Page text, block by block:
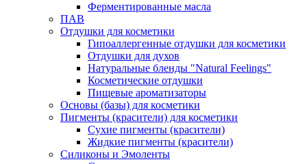
Ферментированные масла
ПАВ
Отдушки для косметики
Гипоаллергенные отдушки для косметики
Отдушки для духов
Натуральные бленды "Natural Feelings"
Косметические отдушки
Пищевые ароматизаторы
Основы (базы) для косметики
Пигменты (красители) для косметики
Сухие пигменты (красители)
Жидкие пигменты (красители)
Силиконы и Эмоленты